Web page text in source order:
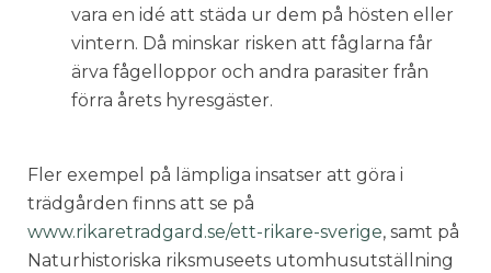
vara en idé att städa ur dem på hösten eller
vintern. Då minskar risken att fåglarna får
ärva fågelloppor och andra parasiter från
förra årets hyresgäster.
Fler exempel på lämpliga insatser att göra i
trädgården finns att se på
www.rikaretradgard.se/ett-rikare-sverige, samt på
Naturhistoriska riksmuseets utomhusutställning